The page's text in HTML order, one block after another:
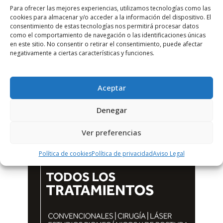
Para ofrecer las mejores experiencias, utilizamos tecnologías como las
cookies para almacenar y/o acceder a la información del dispositivo. El
consentimiento de estas tecnologías nos permitirá procesar datos
como el comportamiento de navegación o las identificaciones únicas
en este sitio. No consentir o retirar el consentimiento, puede afectar
negativamente a ciertas características y funciones.
Aceptar
Denegar
Ver preferencias
Política de cookiesPolítica de privacidadAviso Legal